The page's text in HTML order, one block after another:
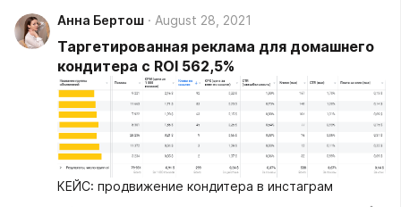
Анна Бертош August 28, 2021
Таргетированная реклама для домашнего
кондитера с ROI 562,5%
КЕЙС: продвижение кондитера в инстаграм